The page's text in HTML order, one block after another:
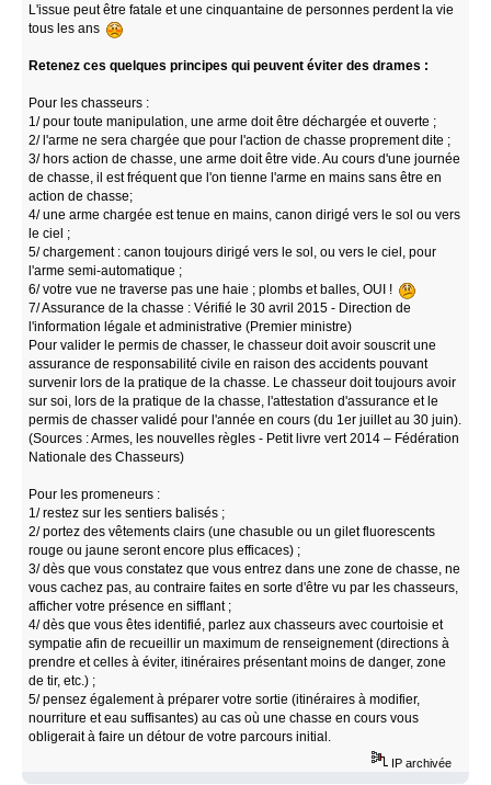
L'issue peut être fatale et une cinquantaine de personnes perdent la vie
tous les ans
Retenez ces quelques principes qui peuvent éviter des drames :
Pour les chasseurs :
1/ pour toute manipulation, une arme doit être déchargée et ouverte ;
2/ l'arme ne sera chargée que pour l'action de chasse proprement dite ;
3/ hors action de chasse, une arme doit être vide. Au cours d'une journée
de chasse, il est fréquent que l'on tienne l'arme en mains sans être en
action de chasse;
4/ une arme chargée est tenue en mains, canon dirigé vers le sol ou vers
le ciel ;
5/ chargement : canon toujours dirigé vers le sol, ou vers le ciel, pour
l'arme semi-automatique ;
6/ votre vue ne traverse pas une haie ; plombs et balles, OUI !
7/ Assurance de la chasse : Vérifié le 30 avril 2015 - Direction de
l'information légale et administrative (Premier ministre)
Pour valider le permis de chasser, le chasseur doit avoir souscrit une
assurance de responsabilité civile en raison des accidents pouvant
survenir lors de la pratique de la chasse. Le chasseur doit toujours avoir
sur soi, lors de la pratique de la chasse, l'attestation d'assurance et le
permis de chasser validé pour l'année en cours (du 1er juillet au 30 juin).
(Sources : Armes, les nouvelles règles - Petit livre vert 2014 – Fédération
Nationale des Chasseurs)
Pour les promeneurs :
1/ restez sur les sentiers balisés ;
2/ portez des vêtements clairs (une chasuble ou un gilet fluorescents
rouge ou jaune seront encore plus efficaces) ;
3/ dès que vous constatez que vous entrez dans une zone de chasse, ne
vous cachez pas, au contraire faites en sorte d'être vu par les chasseurs,
afficher votre présence en sifflant ;
4/ dès que vous êtes identifié, parlez aux chasseurs avec courtoisie et
sympatie afin de recueillir un maximum de renseignement (directions à
prendre et celles à éviter, itinéraires présentant moins de danger, zone
de tir, etc.) ;
5/ pensez également à préparer votre sortie (itinéraires à modifier,
nourriture et eau suffisantes) au cas où une chasse en cours vous
obligerait à faire un détour de votre parcours initial.
IP archivée